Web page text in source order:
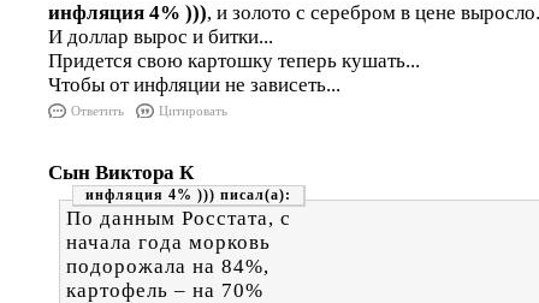
инфляция 4% ))), и золото с серебром в цене
И доллар вырос и битки...
Придется свою картошку теперь кушать...
Чтобы от инфляции не зависеть...
Ответить Цитировать
Сын Виктора К
инфляция 4% )))
По данным Росстата, с
начала года морковь
подорожала на 84%,
картофель – на 70%